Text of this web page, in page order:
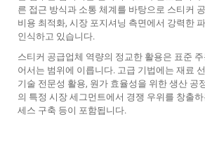
른 접근 방식과 소통 체계를 바탕으로 스티커
비용 최적화, 시장 포지셔닝 측면에서 강력한
인식하고 있습니다.
스티커 공급업체 역량의 정교한 활용은 표준
어서는 범위에 이릅니다. 고급 기법에는 재료
기술 전문성 활용, 원가 효율성을 위한 생산 공
의 특정 시장 세그먼트에서 경쟁 우위를 창출
세스 구축 등이 포함됩니다.